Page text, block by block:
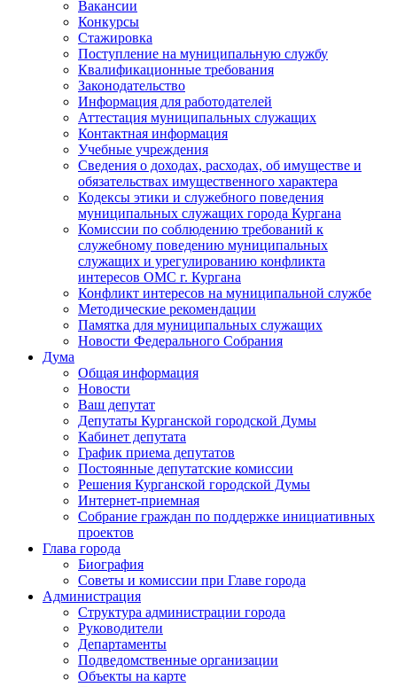
Вакансии
Конкурсы
Стажировка
Поступление на муниципальную службу
Квалификационные требования
Законодательство
Информация для работодателей
Аттестация муниципальных служащих
Контактная информация
Учебные учреждения
Сведения о доходах, расходах, об имуществе и
обязательствах имущественного характера
Кодексы этики и служебного поведения
муниципальных служащих города Кургана
Комиссии по соблюдению требований к
служебному поведению муниципальных
служащих и урегулированию конфликта
интересов ОМС г. Кургана
Конфликт интересов на муниципальной службе
Методические рекомендации
Памятка для муниципальных служащих
Новости Федерального Cобрания
Дума
Общая информация
Новости
Ваш депутат
Депутаты Курганской городской Думы
Кабинет депутата
График приема депутатов
Постоянные депутатские комиссии
Решения Курганской городской Думы
Интернет-приемная
Собрание граждан по поддержке инициативных
проектов
Глава города
Биография
Советы и комиссии при Главе города
Администрация
Структура администрации города
Руководители
Департаменты
Подведомственные организации
Объекты на карте